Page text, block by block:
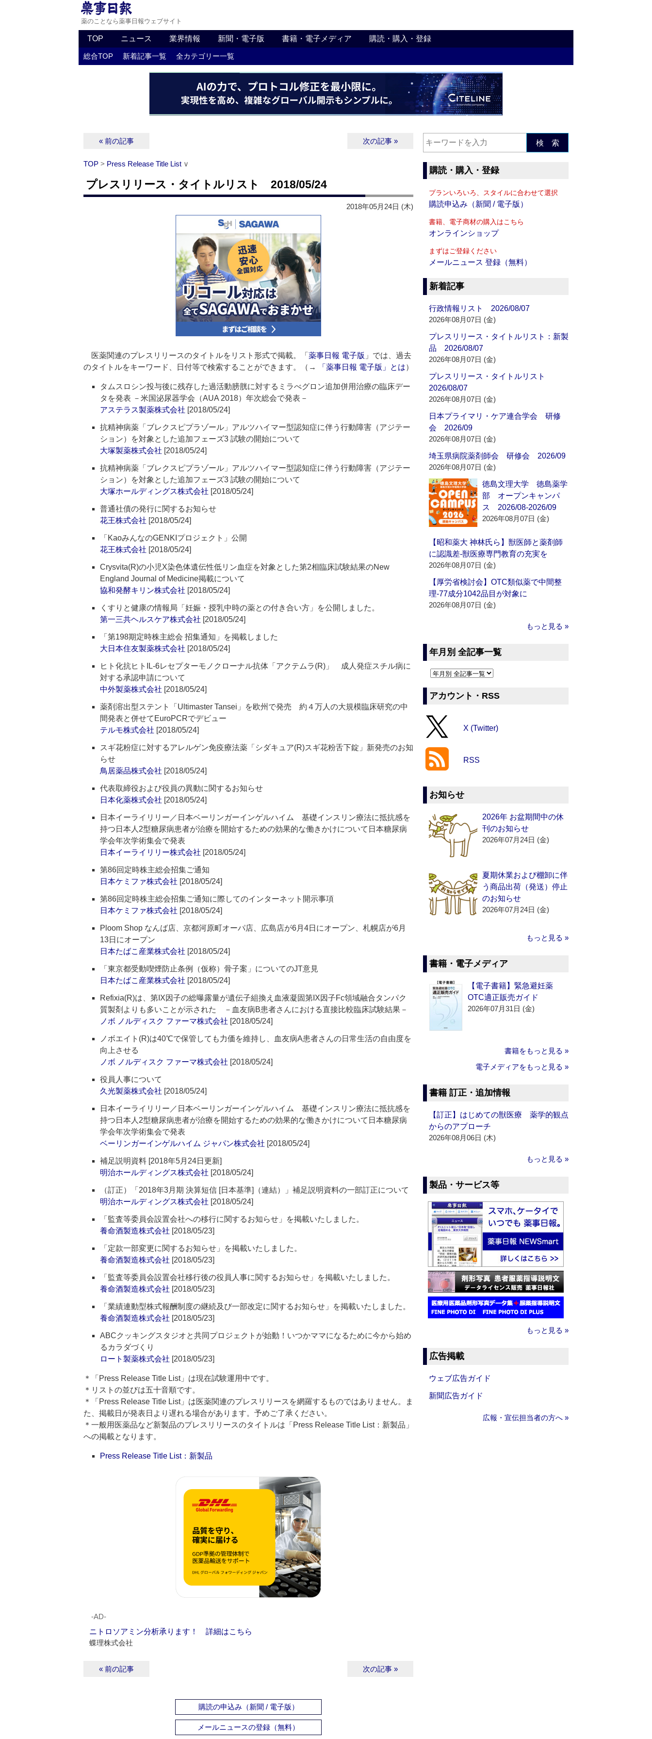
薬のことなら薬事日報ウェブサイト
TOP ニュース 業界情報 新聞・電子版 書籍・電子メディア 購読・購入・登録
総合TOP 新着記事一覧 全カテゴリー一覧
« 前の記事 次の記事 »
TOP > Press Release Title List ∨
プレスリリース・タイトルリスト 2018/05/24
2018年05月24日 (木)
医薬関連のプレスリリースのタイトルをリスト形式で掲載。「 薬事日報 電子版 」では、過去
のタイトルをキーワード、日付等で検索することができます。（→
「薬事日報 電子版」とは）
タムスロシン投与後に残存した過活動膀胱に対するミラべグロン追加併用治療の臨床デー
タを発表 －米国泌尿器学会（AUA 2018）年次総会で発表－
アステラス製薬株式会社 [2018/05/24]
抗精神病薬「ブレクスピプラゾール」アルツハイマー型認知症に伴う行動障害（アジテー
ション）を対象とした追加フェーズ3 試験の開始について
大塚製薬株式会社 [2018/05/24]
抗精神病薬「ブレクスピプラゾール」アルツハイマー型認知症に伴う行動障害（アジテー
ション）を対象とした追加フェーズ3 試験の開始について
大塚ホールディングス株式会社 [2018/05/24]
普通社債の発行に関するお知らせ
花王株式会社 [2018/05/24]
「KaoみんなのGENKIプロジェクト」公開
花王株式会社 [2018/05/24]
Crysvita(R)の小児X染色体遺伝性低リン血症を対象とした第2相臨床試験結果のNew
England Journal of Medicine掲載について
協和発酵キリン株式会社 [2018/05/24]
くすりと健康の情報局「妊娠・授乳中時の薬との付き合い方」を公開しました。
第一三共ヘルスケア株式会社 [2018/05/24]
「第198期定時株主総会 招集通知」を掲載しました
大日本住友製薬株式会社 [2018/05/24]
ヒト化抗ヒトIL-6レセプターモノクローナル抗体「アクテムラ(R)」 成人発症スチル病に
対する承認申請について
中外製薬株式会社 [2018/05/24]
薬剤溶出型ステント「Ultimaster Tansei」を欧州で発売 約４万人の大規模臨床研究の中
間発表と併せてEuroPCRでデビュー
テルモ株式会社 [2018/05/24]
スギ花粉症に対するアレルゲン免疫療法薬「シダキュア(R)スギ花粉舌下錠」新発売のお知
らせ
鳥居薬品株式会社 [2018/05/24]
代表取締役および役員の異動に関するお知らせ
日本化薬株式会社 [2018/05/24]
日本イーライリリー／日本ベーリンガーインゲルハイム 基礎インスリン療法に抵抗感を
持つ日本人2型糖尿病患者が治療を開始するための効果的な働きかけについて日本糖尿病
学会年次学術集会で発表
日本イーライリリー株式会社 [2018/05/24]
第86回定時株主総会招集ご通知
日本ケミファ株式会社 [2018/05/24]
第86回定時株主総会招集ご通知に際してのインターネット開示事項
日本ケミファ株式会社 [2018/05/24]
Ploom Shop なんば店、京都河原町オーパ店、広島店が6月4日にオープン、札幌店が6月
13日にオープン
日本たばこ産業株式会社 [2018/05/24]
「東京都受動喫煙防止条例（仮称）骨子案」についてのJT意見
日本たばこ産業株式会社 [2018/05/24]
Refixia(R)は、第IX因子の総曝露量が遺伝子組換え血液凝固第IX因子Fc領域融合タンパク
質製剤よりも多いことが示された －血友病B患者さんにおける直接比較臨床試験結果－
ノボ ノルディスク ファーマ株式会社 [2018/05/24]
ノボエイト(R)は40℃で保管しても力価を維持し、血友病A患者さんの日常生活の自由度を
向上させる
ノボ ノルディスク ファーマ株式会社 [2018/05/24]
役員人事について
久光製薬株式会社 [2018/05/24]
日本イーライリリー／日本ベーリンガーインゲルハイム 基礎インスリン療法に抵抗感を
持つ日本人2型糖尿病患者が治療を開始するための効果的な働きかけについて日本糖尿病
学会年次学術集会で発表
ベーリンガーインゲルハイム ジャパン株式会社 [2018/05/24]
補足説明資料 [2018年5月24日更新]
明治ホールディングス株式会社 [2018/05/24]
（訂正）「2018年3月期 決算短信 [日本基準]（連結）」補足説明資料の一部訂正について
明治ホールディングス株式会社 [2018/05/24]
「監査等委員会設置会社への移行に関するお知らせ」を掲載いたしました。
養命酒製造株式会社 [2018/05/23]
「定款一部変更に関するお知らせ」を掲載いたしました。
養命酒製造株式会社 [2018/05/23]
「監査等委員会設置会社移行後の役員人事に関するお知らせ」を掲載いたしました。
養命酒製造株式会社 [2018/05/23]
「業績連動型株式報酬制度の継続及び一部改定に関するお知らせ」を掲載いたしました。
養命酒製造株式会社 [2018/05/23]
ABCクッキングスタジオと共同プロジェクトが始動！いつかママになるために今から始め
るカラダづくり
ロート製薬株式会社 [2018/05/23]
＊「Press Release Title List」は現在試験運用中です。
＊リストの並びは五十音順です。
＊「Press Release Title List」は医薬関連のプレスリリースを網羅するものではありません。ま
た、掲載日が発表日より遅れる場合があります。予めご了承ください。
＊一般用医薬品など新製品のプレスリリースのタイトルは「Press Release Title List：新製品」
への掲載となります。
Press Release Title List：新製品
‐AD‐
ニトロソアミン分析承ります！ 詳細はこちら
蝶理株式会社
« 前の記事 次の記事 »
購読の申込み（新聞 / 電子版）
メールニュースの登録（無料）
検 索
購読・購入・登録
プランいろいろ、スタイルに合わせて選択
購読申込み（新聞 / 電子版）
書籍、電子商材の購入はこちら
オンラインショップ
まずはご登録ください
メールニュース 登録（無料）
新着記事
行政情報リスト 2026/08/07
2026年08月07日 (金)
プレスリリース・タイトルリスト：新製
品 2026/08/07
2026年08月07日 (金)
プレスリリース・タイトルリスト
2026/08/07
2026年08月07日 (金)
日本プライマリ・ケア連合学会 研修
会 2026/09
2026年08月07日 (金)
埼玉県病院薬剤師会 研修会 2026/09
2026年08月07日 (金)
徳島文理大学 徳島薬学
部 オープンキャンパ
ス 2026/08-2026/09
2026年08月07日 (金)
【昭和薬大 神林氏ら】獣医師と薬剤師
に認識差‐獣医療専門教育の充実を
2026年08月07日 (金)
【厚労省検討会】OTC類似薬で中間整
理‐77成分1042品目が対象に
2026年08月07日 (金)
もっと見る »
年月別 全記事一覧
アカウント・RSS
X (Twitter)
RSS
お知らせ
2026年 お盆期間中の休
刊のお知らせ
2026年07月24日 (金)
夏期休業および棚卸に伴
う商品出荷（発送）停止
のお知らせ
2026年07月24日 (金)
もっと見る »
書籍・電子メディア
【電子書籍】緊急避妊薬
OTC適正販売ガイド
2026年07月31日 (金)
書籍をもっと見る »
電子メディアをもっと見る »
書籍 訂正・追加情報
【訂正】はじめての獣医療 薬学的観点
からのアプローチ
2026年08月06日 (木)
もっと見る »
製品・サービス等
もっと見る »
広告掲載
ウェブ広告ガイド
新聞広告ガイド
広報・宣伝担当者の方へ »